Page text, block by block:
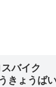
バイク
きょうば